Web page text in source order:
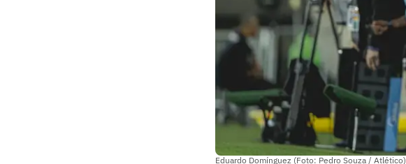
Eduardo Domínguez (Foto: Pedro Souza / Atlético)